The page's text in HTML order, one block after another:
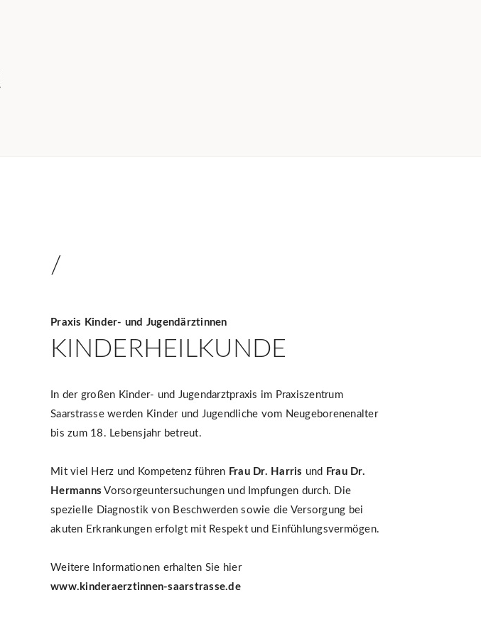
/
Praxis Kinder- und Jugendärztinnen
KINDERHEILKUNDE
In der großen Kinder- und Jugendarztpraxis im Praxiszentrum
Saarstrasse werden Kinder und Jugendliche vom Neugeborenenalter
bis zum 18. Lebensjahr betreut.
Mit viel Herz und Kompetenz führen Frau Dr. Harris und Frau Dr.
Hermanns Vorsorgeuntersuchungen und Impfungen durch. Die
spezielle Diagnostik von Beschwerden sowie die Versorgung bei
akuten Erkrankungen erfolgt mit Respekt und Einfühlungsvermögen.
Weitere Informationen erhalten Sie hier
www.kinderaerztinnen-saarstrasse.de